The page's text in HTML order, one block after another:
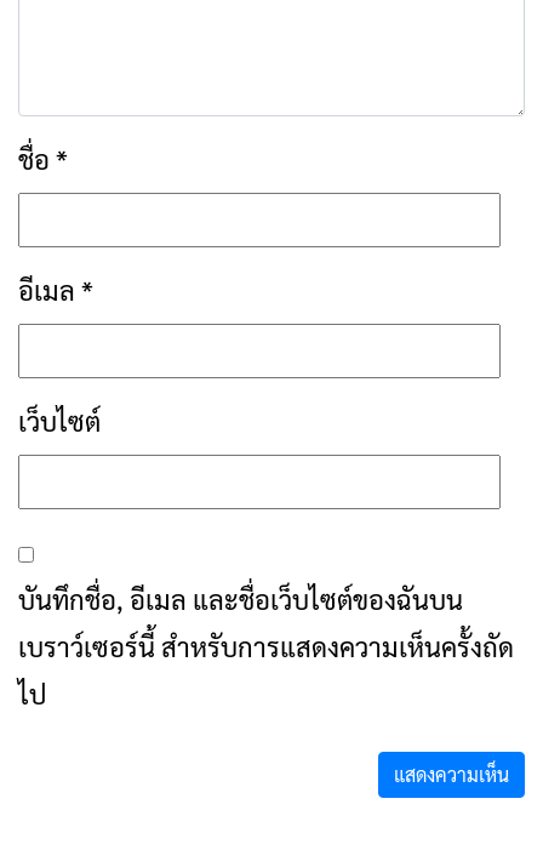
ชื่อ *
อีเมล *
เว็บไซต์
บันทึกชื่อ, อีเมล และชื่อเว็บไซต์ของฉันบน
เบราว์เซอร์นี้ สำหรับการแสดงความเห็นครั้งถัด
ไป